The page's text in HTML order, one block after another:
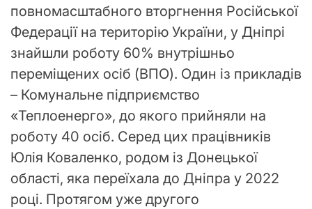
повномасштабного вторгнення Російської
Федерації на територію України, у Дніпрі
знайшли роботу 60% внутрішньо
переміщених осіб (ВПО). Один із прикладів
– Комунальне підприємство
«Теплоенерго», до якого прийняли на
роботу 40 осіб. Серед цих працівників
Юлія Коваленко, родом із Донецької
області, яка переїхала до Дніпра у 2022
році. Протягом уже другого